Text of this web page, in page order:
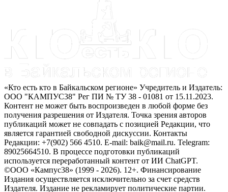
«Кто есть кто в Байкальском регионе» Учредитель и Издатель:
ООО "КАМПУС38" Рег ПИ № ТУ 38 - 01081 от 15.11.2023.
Контент не может быть воспроизведен в любой форме без
получения разрешения от Издателя. Точка зрения авторов
публикаций может не совпадать с позицией Редакции, что
является гарантией свободной дискуссии. Контакты
Редакции: +7(902) 566 4510. E-mail: baik@mail.ru. Telegram:
89025664510. В процессе подготовки публикаций
используется переработанный контент от ИИ ChatGPT.
©ООО «Кампус38» (1999 - 2026). 12+. Финансирование
Издания осуществляется исключительно за счет средств
Издателя. Издание не рекламирует политические партии.